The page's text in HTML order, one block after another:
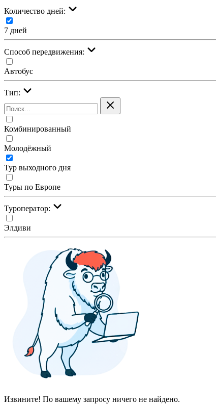
Количество дней:
7 дней
Cпособ передвижения:
Автобус
Тип:
Комбинированный
Молодёжный
Тур выходного дня
Туры по Европе
Туроператор:
Элдиви
Извините! По вашему запросу ничего не найдено.